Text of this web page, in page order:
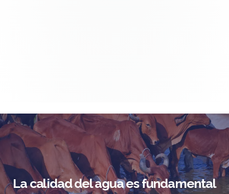
La calidad del agua es fundamental